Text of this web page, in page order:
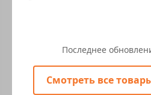
Последнее
Смотреть все